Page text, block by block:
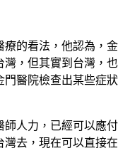
的看法，他認為，
，但其實到台灣，
醫院檢查出某些症
人力，已經可以應
去，現在可以直接